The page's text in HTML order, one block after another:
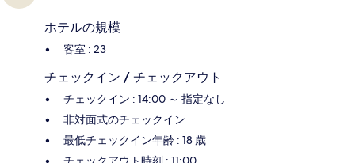
ホテルの規模
客室 : 23
チェックイン / チェックアウト
チェックイン : 14:00 ～ 指定なし
非対面式のチェックイン
最低チェックイン年齢 : 18 歳